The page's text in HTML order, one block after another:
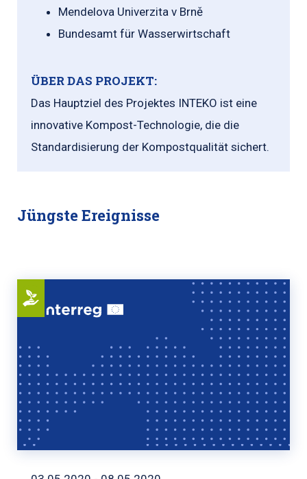
Mendelova Univerzita v Brně
Bundesamt für Wasserwirtschaft
ÜBER DAS PROJEKT:
Das Hauptziel des Projektes INTEKO ist eine
innovative Kompost-Technologie, die die
Standardisierung der Kompostqualität sichert.
Jüngste Ereignisse